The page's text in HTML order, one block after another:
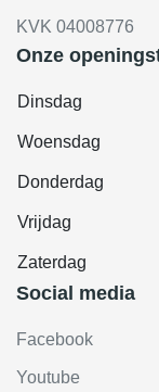
KVK 04008776
Onze
Dinsdag
Woensdag
Donderdag
Vrijdag
Zaterdag
Social media
Facebook
Youtube